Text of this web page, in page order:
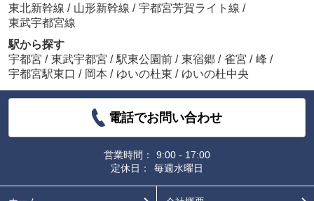
東北新幹線 / 山形新幹線 / 宇都宮芳賀ライト線 /
東武宇都宮線
駅から探す
宇都宮 / 東武宇都宮 / 駅東公園前 / 東宿郷 / 雀宮 / 峰 /
宇都宮駅東口 / 岡本 / ゆいの杜東 / ゆいの杜中央
電話でお問い合わせ
営業時間：
9:00 - 17:00
定休日：
毎週水曜日